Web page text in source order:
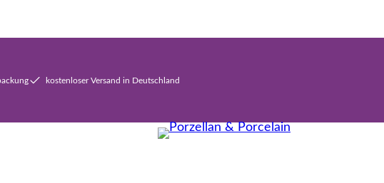
kostenloser Versand in Deutschland